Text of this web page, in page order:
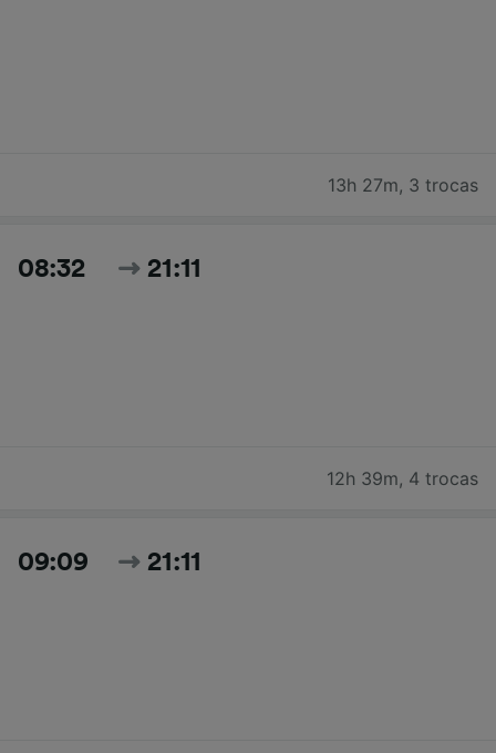
13h 27m, 3 trocas
08:32 21:11
12h 39m, 4 trocas
09:09 21:11